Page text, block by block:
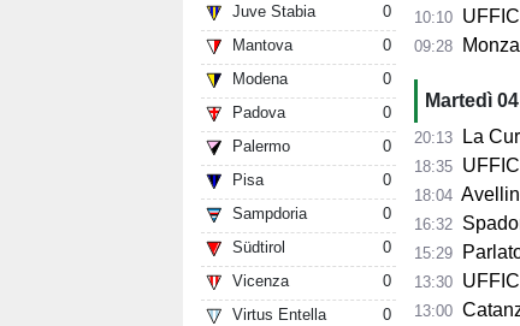
Juve Stabia
0
Mantova
0
Modena
0
Padova
0
Palermo
0
Pisa
0
Sampdoria
0
Südtirol
0
Vicenza
0
Virtus Entella
0
10:10
09:28
Martedì
20:13 La
18:35
18:04
16:32
15:29
13:30
13:00